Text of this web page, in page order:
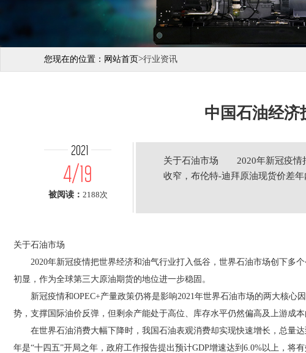
您现在的位置： 网站首页>行业资讯
中国石油经济
2021
4/19
被阅读： 2188次
关于石油市场 2020年新冠疫情把
收窄，布伦特-迪拜原油现货价差
关于石油市场
2020年新冠疫情把世界经济和油气行业打入低谷，世界石油市场创下多
初显，作为全球第三大原油期货的地位进一步稳固。
新冠疫情和OPEC+产量政策仍将是影响2021年世界石油市场的两大核心
势，支撑国际油价反弹，但剩余产能处于高位、库存水平仍然偏高及上游成
在世界石油消费大幅下降时，我国石油表观消费却实现快速增长，总量达
年是“十四五”开局之年，政府工作报告提出预计GDP增速达到6.0%以上，将